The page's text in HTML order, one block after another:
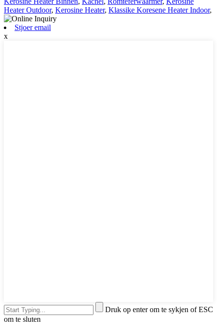
Heater Outdoor, Kerosine Heater, Klassike Koresene Heater Indoor,
Stjoer email
x
Druk op enter om te sykjen of ESC
om te sluten